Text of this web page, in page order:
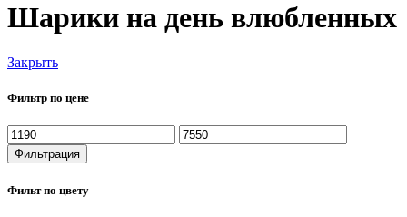
Шарики на день влюбленных
Закрыть
Фильтр по цене
Фильтрация
Фильт по цвету